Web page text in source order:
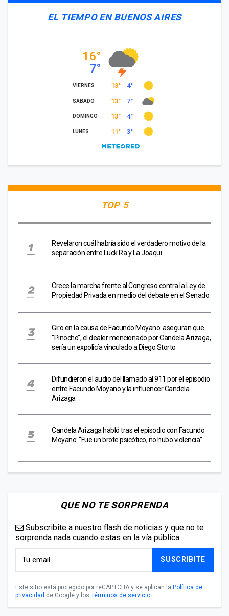
EL TIEMPO EN BUENOS AIRES
TOP 5
Revelaron cuál habría sido el verdadero motivo de la
separación entre Luck Ra y La Joaqui
Crece la marcha frente al Congreso contra la Ley de
Propiedad Privada en medio del debate en el Senado
Giro en la causa de Facundo Moyano: aseguran que
"Pinocho", el dealer mencionado por Candela Arizaga,
sería un expolicía vinculado a Diego Storto
Difundieron el audio del llamado al 911 por el episodio
entre Facundo Moyano y la influencer Candela
Arizaga
Candela Arizaga habló tras el episodio con Facundo
Moyano: “Fue un brote psicótico, no hubo violencia”
QUE NO TE SORPRENDA
Subscribite a nuestro flash de noticias y que no te
sorprenda nada cuando estas en la vía pública.
SUSCRIBITE
Este sitio está protegido por reCAPTCHA y se aplican la Política de
privacidad de Google y los Términos de servicio.